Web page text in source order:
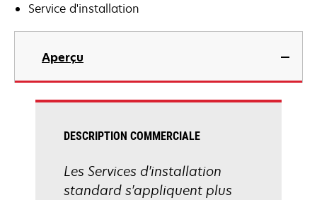
Service d'installation
Aperçu
DESCRIPTION COMMERCIALE
Les Services d'installation
standard s'appliquent plus